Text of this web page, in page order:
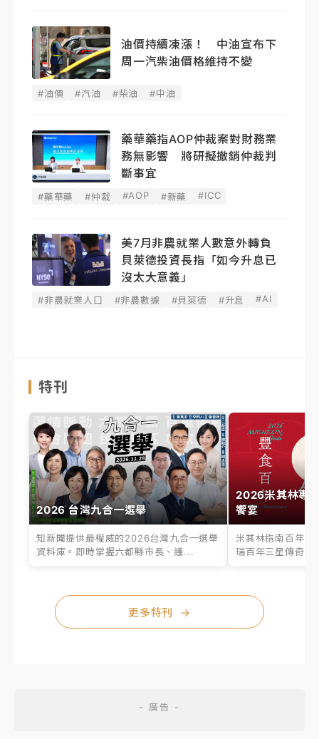
油價持續凍漲！ 中油宣布下
周一汽柴油價格維持不變
#油價 #汽油 #柴油 #中油
藥華藥指AOP仲裁案對財務業
務無影響 將研擬撤銷仲裁判
斷事宜
#藥華藥 #仲裁 #AOP #新藥 #ICC
美7月非農就業人數意外轉負
貝萊德投資長指「如今升息已
沒太大意義」
#非農就業人口 #非農數據 #貝萊德 #升息 #AI
特刊
2026 台灣九合一選舉
知新聞提供最權威的2026台灣九合一選舉
資料庫。即時掌握六都縣市長、議...
2026米其林專
饗宴
米其林指南百年之
瑞百年三星傳奇、
更多特刊 →